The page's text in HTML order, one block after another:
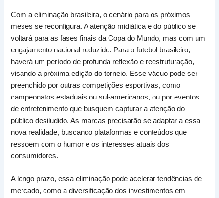
Com a eliminação brasileira, o cenário para os próximos
meses se reconfigura. A atenção midiática e do público se
voltará para as fases finais da Copa do Mundo, mas com um
engajamento nacional reduzido. Para o futebol brasileiro,
haverá um período de profunda reflexão e reestruturação,
visando a próxima edição do torneio. Esse vácuo pode ser
preenchido por outras competições esportivas, como
campeonatos estaduais ou sul-americanos, ou por eventos
de entretenimento que busquem capturar a atenção do
público desiludido. As marcas precisarão se adaptar a essa
nova realidade, buscando plataformas e conteúdos que
ressoem com o humor e os interesses atuais dos
consumidores.
A longo prazo, essa eliminação pode acelerar tendências de
mercado, como a diversificação dos investimentos em